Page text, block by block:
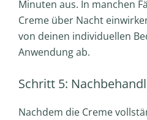
Minuten aus. In manchen
Creme über Nacht
von deinen individuellen
Anwendung ab.
Schritt 5:
Nachdem die Creme